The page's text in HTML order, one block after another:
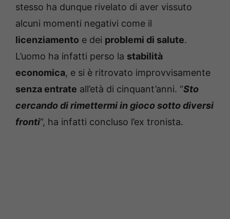
stesso ha dunque rivelato di aver vissuto
alcuni momenti negativi come il
licenziamento e dei problemi di salute.
L’uomo ha infatti perso la stabilità
economica, e si è ritrovato improvvisamente
senza entrate all’età di cinquant’anni. “Sto
cercando di rimettermi in gioco sotto diversi
fronti“, ha infatti concluso l’ex tronista.